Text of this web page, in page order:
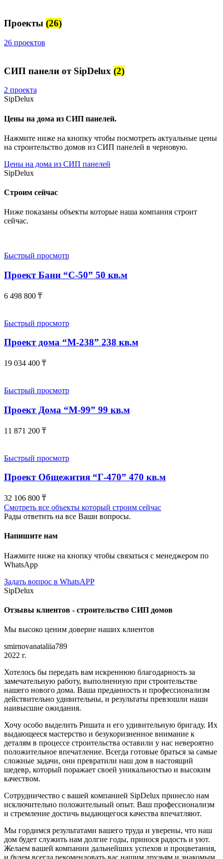
Проекты (26)
26 проектов
СИП панели от SipDelux (2)
2 проекта
SipDelux
Цены на дома из СИП панелей.
Нажмите ниже на кнопку чтобы посмотреть актуальные цены
на строительство домов из СИП панелей в черновую.
Цены на дома из СИП панелей
SipDelux
Строим сейчас
Ниже показаны объекты которые наша компания строит
сейчас.
Быстрый просмотр
Проект Бани “С-50” 50 кв.м
6 498 800 ₸
Быстрый просмотр
Проект дома “М-238” 238 кв.м
19 034 400 ₸
Быстрый просмотр
Проект Дома “М-99” 99 кв.м
11 871 200 ₸
Быстрый просмотр
Проект Общежития “Г-470” 470 кв.м
32 106 800 ₸
Смотреть все объекты который строим сейчас
Рады ответить на все Ваши вопросы.
Напишите нам
Нажмите ниже на кнопку чтобы связаться с менеджером по
WhatsApp
Задать вопрос в WhatsAPP
SipDelux
Отзывы клиентов - строительство СИП домов
Мы высоко ценим доверие наших клиентов
smirnovanataliia789
2022 г.
Хотелось бы передать вам искреннюю благодарность за
замечательную работу, выполненную при строительстве
нашего нового дома. Ваша преданность и профессионализм
действительно удивительны, и результаты превзошли наши
наивысшие ожидания.
Хочу особо выделить Ришата и его удивительную бригаду. Их
выдающееся мастерство и безукоризненное внимание к
деталям в процессе строительства оставили у нас невероятно
положительное впечатление. Всегда готовые браться за самые
сложные задачи, они превратили наш дом в настоящий
шедевр, который поражает своей уникальностью и высоким
качеством.
Сотрудничество с вашей компанией SipDelux принесло нам
исключительно положительный опыт. Ваш профессионализм
и стремление достичь выдающегося качества впечатляют.
Мы гордимся результатами вашего труда и уверены, что наш
дом будет служить нам долгие годы, принося радость и уют.
Желаем вашей компании дальнейших успехов и процветания,